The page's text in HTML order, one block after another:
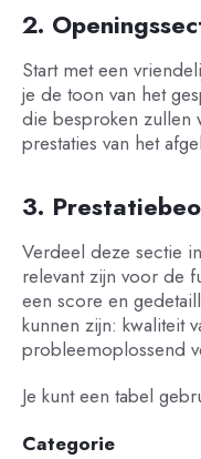
2.
Start met een
je de toon van het
die besproken
prestaties van het
3.
Verdeel deze sectie
relevant zijn voor de
een score en
kunnen zijn: kwaliteit
probleemoplossend
Je kunt een tabel
Categorie